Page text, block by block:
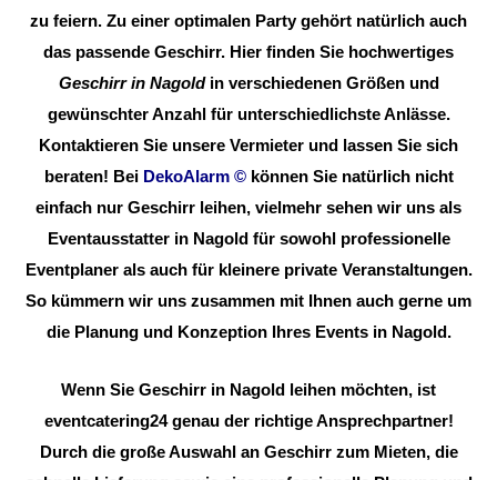
zu feiern. Zu einer optimalen Party gehört natürlich auch
das passende Geschirr. Hier finden Sie hochwertiges
Geschirr in Nagoldin verschiedenen Größen und
gewünschter Anzahl für unterschiedlichste Anlässe.
Kontaktieren Sie unsere Vermieter und lassen Sie sich
beraten! Bei DekoAlarm © können Sie natürlich nicht
einfach nur Geschirr leihen, vielmehr sehen wir uns als
Eventausstatter in Nagold für sowohl professionelle
Eventplaner als auch für kleinere private Veranstaltungen.
So kümmern wir uns zusammen mit Ihnen auch gerne um
die Planung und Konzeption Ihres Events in Nagold.
Wenn Sie Geschirr in Nagold leihen möchten, ist
eventcatering24 genau der richtige Ansprechpartner!
Durch die große Auswahl an Geschirr zum Mieten, die